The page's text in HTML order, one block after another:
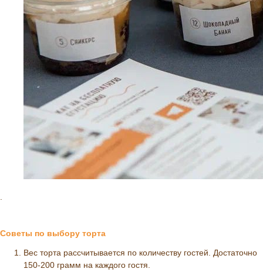
.
Советы по выбору торта
Вес торта рассчитывается по количеству гостей. Достаточно
150-200 грамм на каждого гостя.